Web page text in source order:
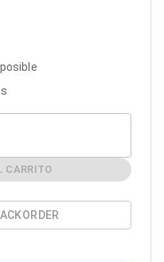
CARRITO